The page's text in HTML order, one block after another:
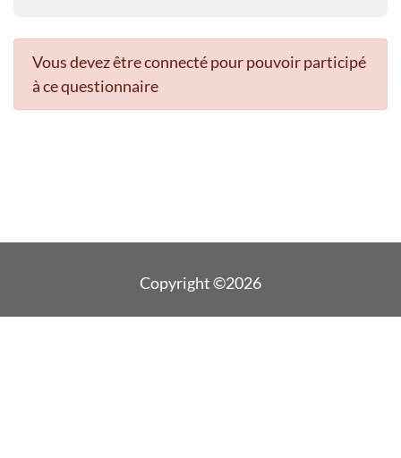
Vous devez être connecté pour pouvoir participé
à ce questionnaire
Copyright ©2026